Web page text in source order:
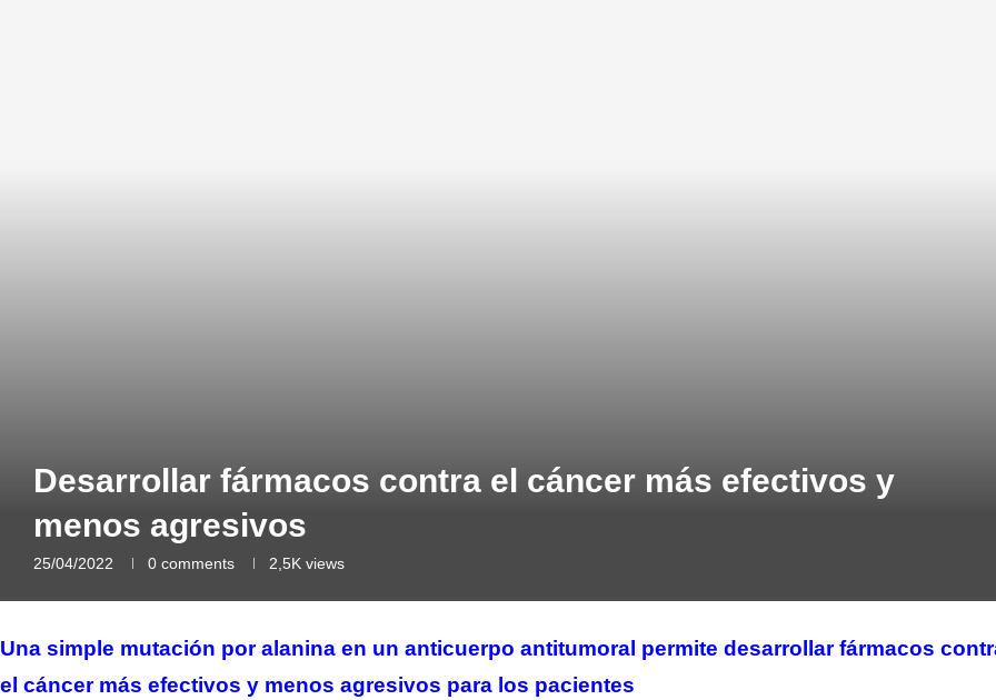
Desarrollar fármacos contra el cáncer más efectivos y
menos agresivos
25/04/2022 0 comments 2,5K views
Una simple mutación por alanina en un anticuerpo antitumoral permite desarrollar fármacos
el cáncer más efectivos y menos agresivos para los pacientes